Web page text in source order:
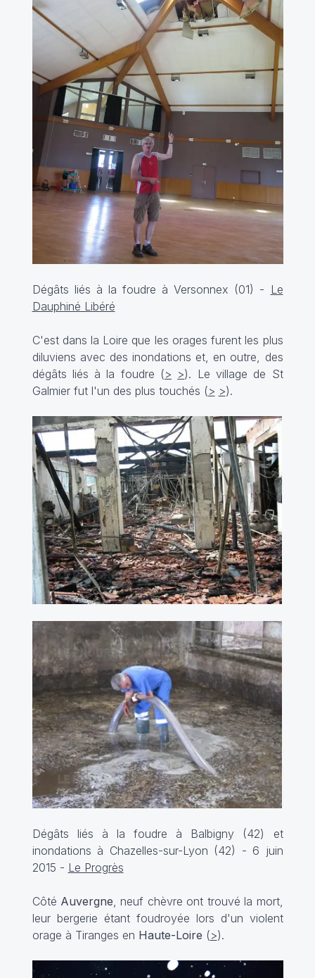
Dégâts liés à la foudre à Versonnex (01) - Le
Dauphiné Libéré
C'est dans la Loire que les orages furent les plus
diluviens avec des inondations et, en outre, des
dégâts liés à la foudre (> >). Le village de St
Galmier fut l'un des plus touchés (> >).
Dégâts liés à la foudre à Balbigny (42) et
inondations à Chazelles-sur-Lyon (42) - 6 juin
2015 - Le Progrès
Côté Auvergne , neuf chèvre ont trouvé la mort,
leur bergerie étant foudroyée lors d'un violent
orage à Tiranges en Haute-Loire (>).